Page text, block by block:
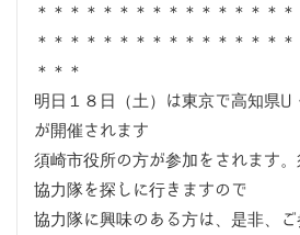
＊＊＊＊＊＊＊＊＊＊＊＊＊＊＊
＊＊＊＊＊＊＊＊＊＊＊＊＊＊＊
＊＊＊
明日１８日（土）は東京で高知県U
が開催されます
須崎市役所の方が参加をされます
協力隊を探しに行きますので
協力隊に興味のある方は、是非、